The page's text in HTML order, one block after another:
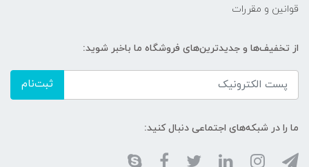
قوانین و مقررات
از تخفیف‌ها و جدیدترین‌های فروشگاه ما باخبر شوید:
ثبت‌نام
ما را در شبکه‌های اجتماعی دنبال کنید: